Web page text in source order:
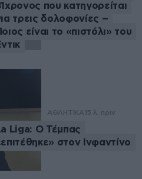
που κατηγορείται
τρεις δολοφονίες –
είναι το «πιστόλι» του
ΑΘΛΗΤΙΚΑ 15 λ. πριν
Liga: Ο Τέμπας
στον Ινφαντίνο